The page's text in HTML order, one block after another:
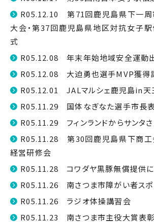
R05.12.10 第71回鹿児島県下一周
大会・第37回鹿児島県地区対抗女子
式
R05.12.08 年末年始地域安全運動
R05.12.08 大迫勇也選手MVP獲得
R05.12.01 JALマルシェ鹿児島in天
R05.11.29 国体なぎなた選手市長
R05.11.29 フィンランドからサンタ
R05.11.28 第30回鹿児島県下商工
経営研修会
R05.11.28 コワダヤ黒豚無償提供
R05.11.26 南さつま市障がい者スポ
R05.11.26 ラジオ体操講習会
R05.11.23 南さつま市主役大賞表